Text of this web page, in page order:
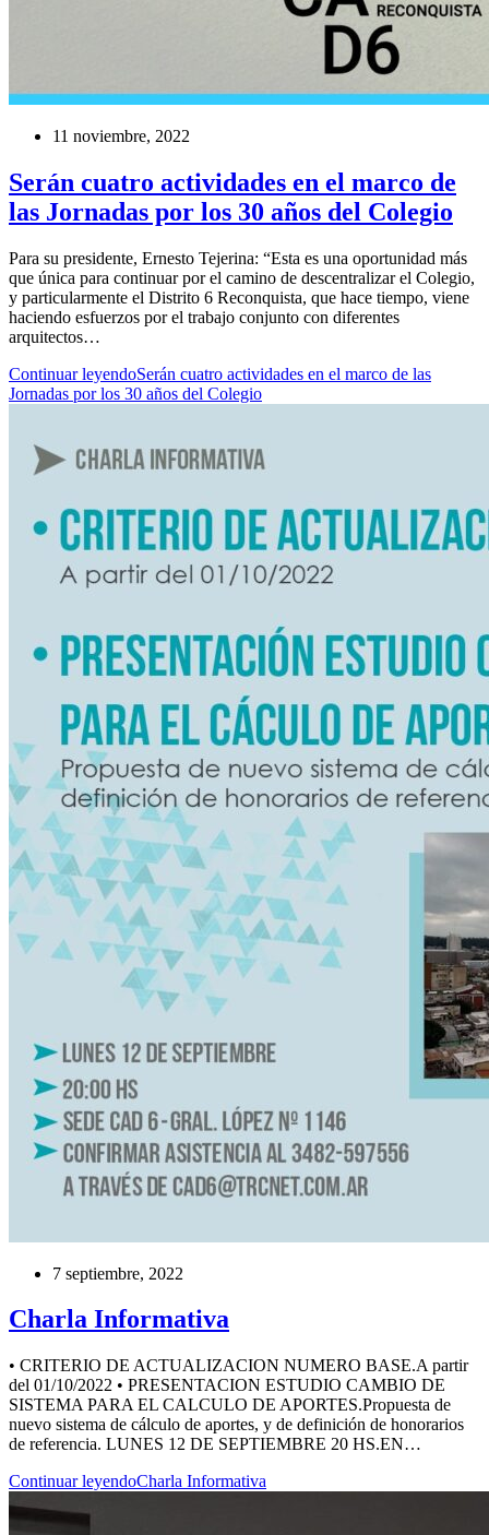
11 noviembre, 2022
Serán cuatro actividades en el marco de
las Jornadas por los 30 años del Colegio
Para su presidente, Ernesto Tejerina: “Esta es una oportunidad más
que única para continuar por el camino de descentralizar el Colegio,
y particularmente el Distrito 6 Reconquista, que hace tiempo, viene
haciendo esfuerzos por el trabajo conjunto con diferentes
arquitectos…
Continuar leyendoSerán cuatro actividades en el marco de las
Jornadas por los 30 años del Colegio
7 septiembre, 2022
Charla Informativa
• CRITERIO DE ACTUALIZACION NUMERO BASE.A partir
del 01/10/2022 • PRESENTACION ESTUDIO CAMBIO DE
SISTEMA PARA EL CALCULO DE APORTES.Propuesta de
nuevo sistema de cálculo de aportes, y de definición de honorarios
de referencia. LUNES 12 DE SEPTIEMBRE 20 HS.EN…
Continuar leyendoCharla Informativa